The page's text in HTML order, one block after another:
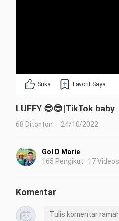
Suka Favorit Saya
LUFFY 😎😎|TikTok baby
68 Ditonton 24/10/2022
Gol D Marie
165 Pengikut · 17 Videos
Komentar